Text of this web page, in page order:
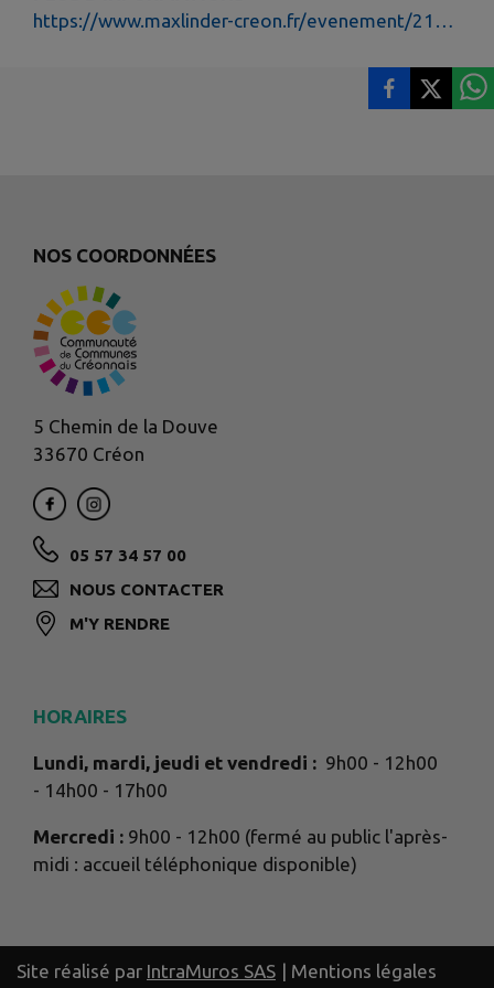
https://www.maxlinder-creon.fr/evenement/2183601-ouverture-cannes-2025
NOS COORDONNÉES
5 Chemin de la Douve
33670 Créon
05 57 34 57 00
NOUS CONTACTER
M'Y RENDRE
HORAIRES
Lundi, mardi, jeudi et vendredi : 9h00 - 12h00
- 14h00 - 17h00
Mercredi : 9h00 - 12h00 (fermé au public l'après-
midi : accueil téléphonique disponible)
Site réalisé par IntraMuros SAS | Mentions légales